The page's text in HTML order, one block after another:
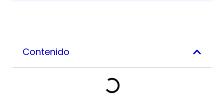
Contenido